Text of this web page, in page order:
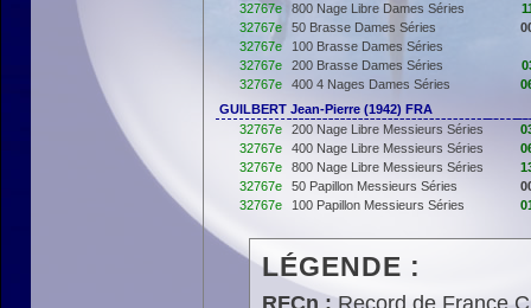
32767e
800 Nage Libre Dames Séries
32767e
50 Brasse Dames Séries
32767e
100 Brasse Dames Séries
32767e
200 Brasse Dames Séries
32767e
400 4 Nages Dames Séries
GUILBERT Jean-Pierre (1942) FRA
32767e
200 Nage Libre Messieurs Séries
32767e
400 Nage Libre Messieurs Séries
32767e
800 Nage Libre Messieurs Séries
32767e
50 Papillon Messieurs Séries
32767e
100 Papillon Messieurs Séries
LÉGENDE :
RFCn :Record de France